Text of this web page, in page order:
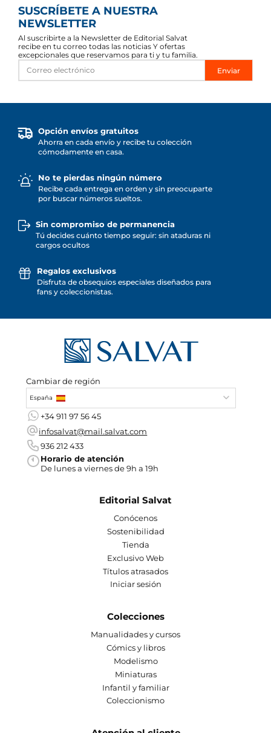
SUSCRÍBETE A NUESTRA
NEWSLETTER
Al suscribirte a la Newsletter de Editorial Salvat
recibe en tu correo todas las noticias Y ofertas
excepcionales que reservamos para ti y tu familia.
Enviar
Opción envíos gratuitos
Ahorra en cada envío y recibe tu colección
cómodamente en casa.
No te pierdas ningún número
Recibe cada entrega en orden y sin preocuparte
por buscar números sueltos.
Sin compromiso de permanencia
Tú decides cuánto tiempo seguir: sin ataduras ni
cargos ocultos
Regalos exclusivos
Disfruta de obsequios especiales diseñados para
fans y coleccionistas.
Cambiar de región
España
+34 911 97 56 45
infosalvat@mail.salvat.com
936 212 433
Horario de atención
De lunes a viernes de 9h a 19h
Editorial Salvat
Conócenos
Sostenibilidad
Tienda
Exclusivo Web
Títulos atrasados
Iniciar sesión
Colecciones
Manualidades y cursos
Cómics y libros
Modelismo
Miniaturas
Infantil y familiar
Coleccionismo